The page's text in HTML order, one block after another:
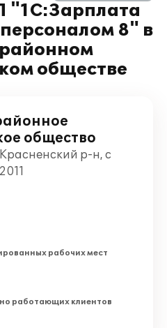
"1С:Зарплата
8" в
обществе
общество
р-н, с
рабочих мест
работающих клиентов